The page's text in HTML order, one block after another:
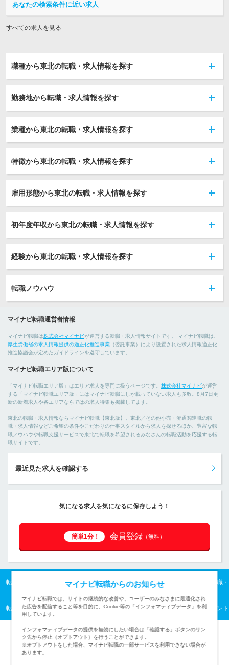
あなたの検索条件に近い求人
すべての求人を見る
職種から東北の転職・求人情報を探す
勤務地から転職・求人情報を探す
業種から東北の転職・求人情報を探す
特徴から東北の転職・求人情報を探す
雇用形態から東北の転職・求人情報を探す
初年度年収から東北の転職・求人情報を探す
経験から東北の転職・求人情報を探す
転職ノウハウ
マイナビ転職運営者情報
マイナビ転職は株式会社マイナビが運営する転職・求人情報サイトです。 マイナビ転職は、
厚生労働省の求人情報提供の適正化推進事業 （委託事業）により設置された求人情報適正化
推進協議会が定めたガイドラインを遵守しています。
マイナビ転職エリア版について
「マイナビ転職エリア版」はエリア求人を専門に扱うページです。 株式会社マイナビが運営
する「マイナビ転職エリア版」にはマイナビ転職にしか載っていない求人も多数。8月7日更
新の新着求人や各エリアならではの求人特集も掲載してます。
東北の転職・求人情報ならマイナビ転職【東北版】。東北／その他小売・流通関連職の転
職・求人情報などご希望の条件やこだわりの仕事スタイルから求人を探せるほか、豊富な転
職ノウハウや転職支援サービスで東北で転職を希望されるみなさんの転職活動を応援する転
職サイトです。
最近見た求人を確認する
気になる求人を気になるに保存しよう！
簡単1分！ 会員登録 （無料）
転職TOP 東北の転職・求人情報TOP 東北／その他小売・流通関連職の転職
転職TOP 東北の転職・求人情報TOP 東北／販売・フード・アミューズメン
マイナビ転職からのお知らせ
マイナビ転職では、サイトの継続的な改善や、ユーザーのみなさまに最適化され
た広告を配信すること等を目的に、Cookie等の「インフォマティブデータ」を利
用しています。
インフォマティブデータの提供を無効にしたい場合は「確認する」ボタンのリン
ク先から停止（オプトアウト）を行うことができます。
※オプトアウトをした場合、マイナビ転職の一部サービスを利用できない場合が
あります。